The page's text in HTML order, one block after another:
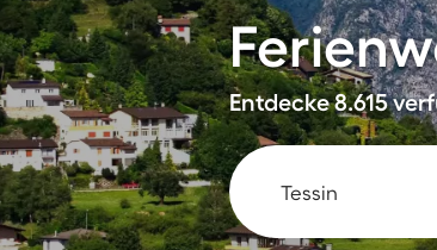
Entdecke 8.615